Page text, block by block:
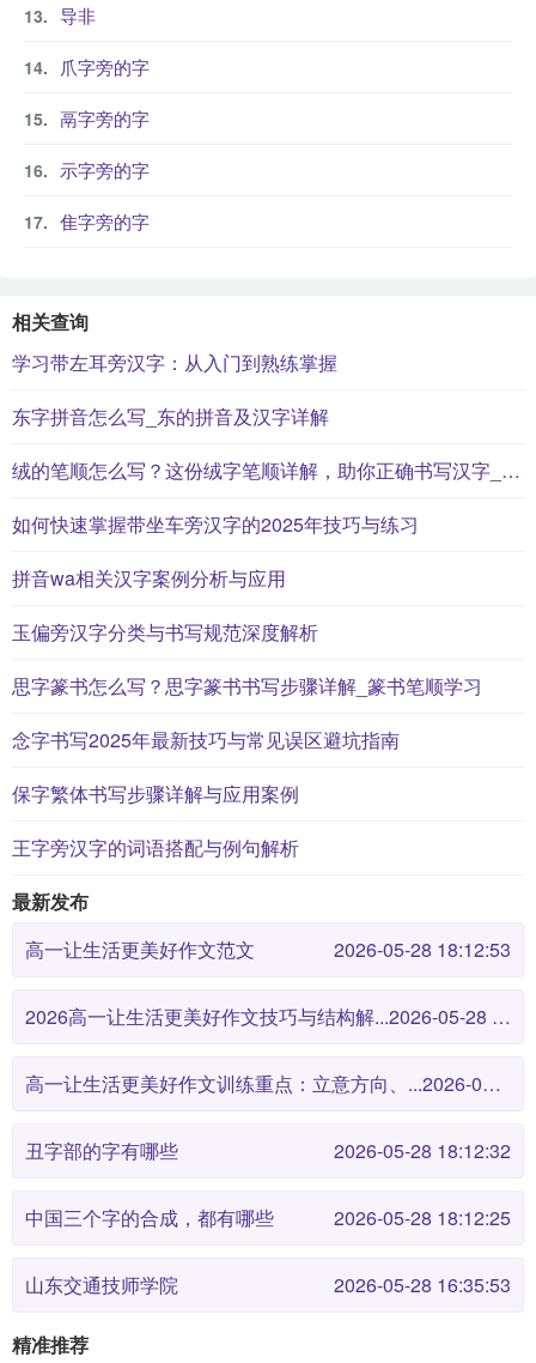
导非
爪字旁的字
鬲字旁的字
示字旁的字
隹字旁的字
相关查询
学习带左耳旁汉字：从入门到熟练掌握
东字拼音怎么写_东的拼音及汉字详解
绒的笔顺怎么写？这份绒字笔顺详解，助你正确书写汉字_汉字笔顺学习
如何快速掌握带坐车旁汉字的2025年技巧与练习
拼音wa相关汉字案例分析与应用
玉偏旁汉字分类与书写规范深度解析
思字篆书怎么写？思字篆书书写步骤详解_篆书笔顺学习
念字书写2025年最新技巧与常见误区避坑指南
保字繁体书写步骤详解与应用案例
王字旁汉字的词语搭配与例句解析
最新发布
高一让生活更美好作文范文
2026-05-28 18:12:53
2026高一让生活更美好作文技巧与结构解... 2026-05-28 18:12:46
高一让生活更美好作文训练重点：立意方向、... 2026-05-28 18:12:38
丑字部的字有哪些 2026-05-28 18:12:32
中国三个字的合成，都有哪些 2026-05-28 18:12:25
山东交通技师学院 2026-05-28 16:35:53
精准推荐